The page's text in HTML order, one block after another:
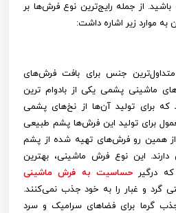
از جمله رایج‌ترین نوع فرش‌ها بر
موارد زیر اشاره داشت:
جنس برای بافت فرش‌های
ماشینی پشمی ‌یکی از بادوام ترین
برای تولید آن‌ها از نخ‌های پشمی
برای تولید این فرش‌ها پشم طبیعی
از همین رو فرش‌های تهیه شده از پشم
این نوع فرش ماشینی، بهترین
درگیر حساسیت به فرش ماشینی
گرد و غبار را به خود جذب نمی‌کنند.
گرما برای فضاهای سرامیک و سرد